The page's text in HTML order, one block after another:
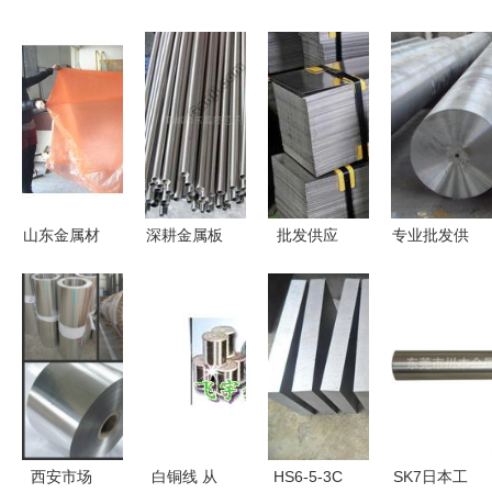
山东金属材
全景 供应
源头与厂家
优势深解
深耕金属板
效益的影响
因素探析
批发供应
1高温合金
板 满足苛
刻工况的优
质金属材料
解决方案
专业批发供
CO类硬质
材料经营部
西安市场
白铜线 从
HS6-5-3C
SK7日本工